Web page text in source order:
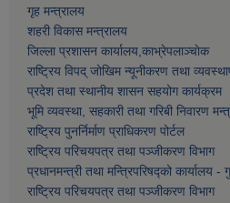
गृह मन्त्रालय
शहरी विकास मन्त्रालय
जिल्ला प्रशासन कार्यालय,काभ्रेपलाञ्चाेक
राष्ट्रिय विपद् जोखिम न्यूनीकरण तथा
प्रदेश तथा स्थानीय शासन सहयोग कार्यक्रम
भूमि व्यवस्था, सहकारी तथा गरिबी निवारण
राष्ट्रिय पुनर्निर्माण प्राधिकरण पोर्टल
राष्ट्रिय परिचयपत्र तथा पञ्जीकरण विभाग
प्रधानमन्त्री तथा मन्त्रिपरिषद्को कार्यालय -
राष्ट्रिय परिचयपत्र तथा पञ्जीकरण विभाग